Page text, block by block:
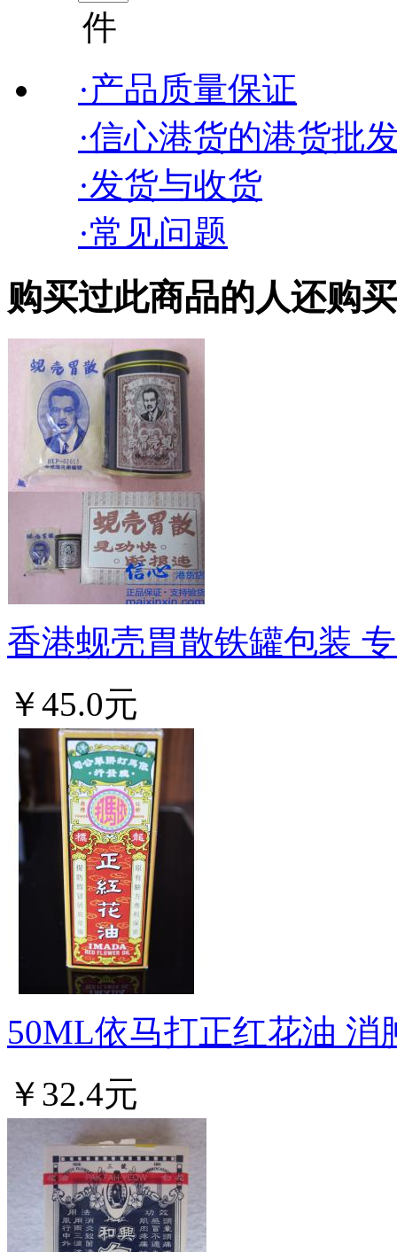
件
·产品质量保证
·信心港货的港货批
·发货与收货
·常见问题
购买过此商品的人还购
香港蚬壳胃散铁罐包装
￥45.0元
50ML依马打正红花油 消
￥32.4元